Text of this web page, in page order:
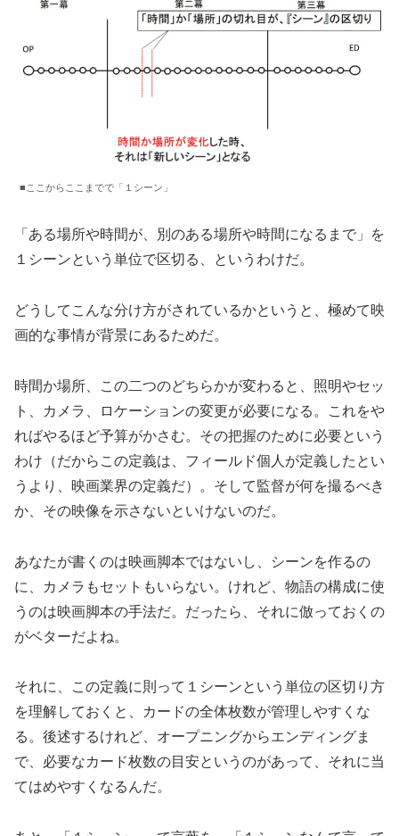
■ここからここまでで「１シーン」
「ある場所や時間が、別のある場所や時間になるまで」を
１シーンという単位で区切る、というわけだ。
どうしてこんな分け方がされているかというと、極めて映
画的な事情が背景にあるためだ。
時間か場所、この二つのどちらかが変わると、照明やセッ
ト、カメラ、ロケーションの変更が必要になる。これをや
ればやるほど予算がかさむ。その把握のために必要という
わけ（だからこの定義は、フィールド個人が定義したとい
うより、映画業界の定義だ）。そして監督が何を撮るべき
か、その映像を示さないといけないのだ。
あなたが書くのは映画脚本ではないし、シーンを作るの
に、カメラもセットもいらない。けれど、物語の構成に使
うのは映画脚本の手法だ。だったら、それに倣っておくの
がベターだよね。
それに、この定義に則って１シーンという単位の区切り方
を理解しておくと、カードの全体枚数が管理しやすくな
る。後述するけれど、オープニングからエンディングま
で、必要なカード枚数の目安というのがあって、それに当
てはめやすくなるんだ。